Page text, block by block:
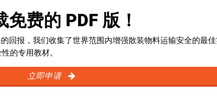
费的 PDF 版！
回报，我们收集了世界范围内增强散装物料运输安全的最
的专用教材。
立即申请